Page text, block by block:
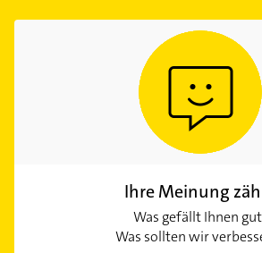
Ihre Meinung
Was gefällt Ihnen
Was sollten wir